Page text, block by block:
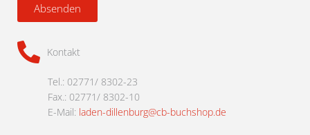
Absenden
Kontakt
Tel.: 02771/ 8302-23
Fax.: 02771/ 8302-10
E-Mail: laden-dillenburg@cb-buchshop.de